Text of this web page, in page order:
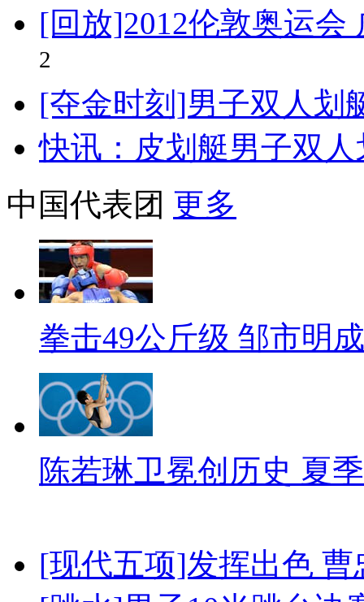
[回放]2012伦敦奥运会
2
[夺金时刻]男子双人划
快讯：皮划艇男子双
中国代表团 更多
拳击49公斤级 邹市明
陈若琳卫冕创历史 夏
[现代五项]发挥出色